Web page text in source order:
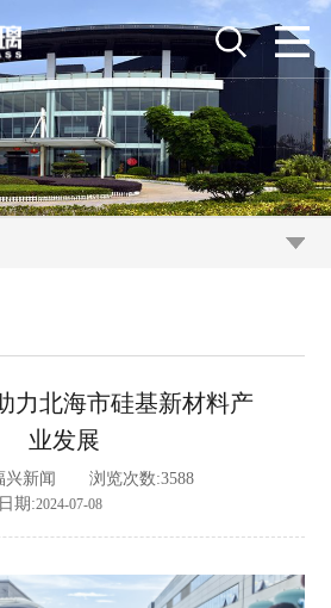
力北海市硅基新材料产
业发展
兴新闻 浏览次数:3588
日期:2024-07-08